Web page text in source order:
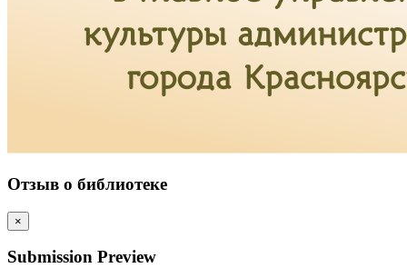
Отзыв о библиотеке
×
Submission Preview